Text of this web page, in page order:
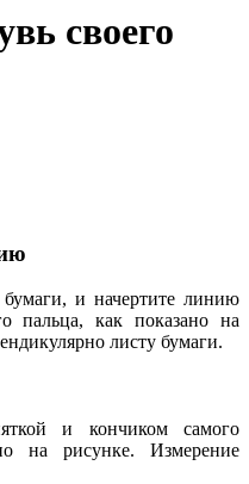
своего
и начертите линию
пальца, как показано на
листу бумаги.
и кончиком самого
на рисунке. Измерение